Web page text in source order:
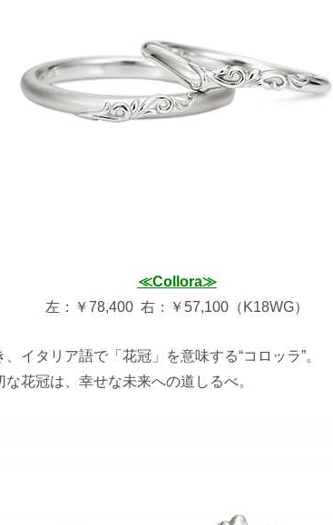
≪Collora≫
左：￥78,400 右：￥57,100（K18WG）
イタリア語で「花冠」を意味する“コロッラ”。
花冠は、幸せな未来への道しるべ。